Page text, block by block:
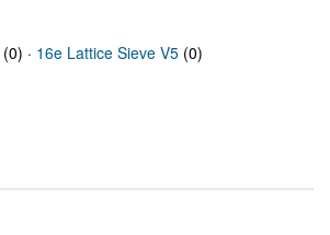
(0) · 16e Lattice Sieve V5 (0)